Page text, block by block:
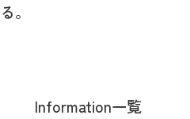
る。
Information一覧